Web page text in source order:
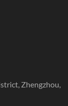
Zhengzhou,